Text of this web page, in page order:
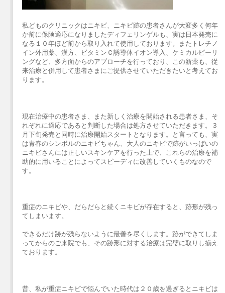
私どものクリニックはニキビ、ニキビ跡の患者さんが大変多く何年
か前に保険適応になりましたディフェリンゲルも、実は日本発売に
なる１０年ほど前から取り入れて使用しております。またトレチノ
イン外用薬、漢方、ビタミンＣ誘導体イオン導入、ケミカルピーリ
ングなど、多方面からのアプローチを行っており、この新薬も、従
来治療と併用して患者さまにご提供させていただきたいと考えてお
ります。
現在治療中の患者さま、また新しく治療を開始される患者さま、そ
れぞれに適応であると判断した場合は処方させていただきます。３
月下旬発売と同時に治療開始スタートとなります。と言っても、実
は青春のシンボルのニキビちゃん、大人のニキビで跡がいっぱいの
ニキビさんには正しいスキンケアを行った上で、これらの治療を補
助的に用いることによってスピーディに改善していくものなので
す。
重症のニキビや、だらだらと続くニキビが存在すると、跡形が残っ
てしまいます。
できるだけ跡が残らないように最善を尽くします。跡ができてしま
ってからのご来院でも、その跡形に対する治療は完璧に取りし揃え
ております。
昔、私が重症ニキビで悩んでいた時代は２０歳を過ぎるとニキビは